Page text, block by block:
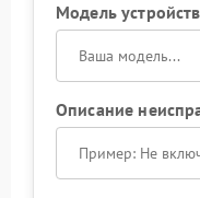
Модель
Описание